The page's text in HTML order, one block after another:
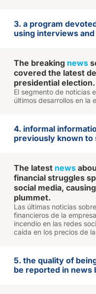
3. a program
using interviews
The breaking news
covered the latest
presidential election.
El segmento de noticias
últimos desarrollos en la
4. informal
previously known to
The latest news
financial struggles
social media,
plummet.
Las últimas noticias
financieros de la
incendio en las redes
caída en los precios de
5. the quality of
be reported in news